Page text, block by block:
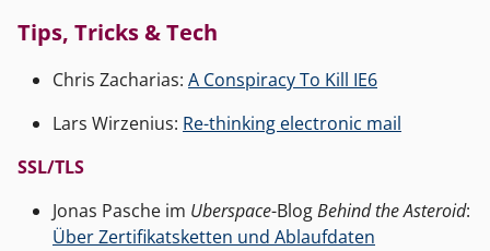
Tips, Tricks & Tech
Chris Zacharias: A Conspiracy To Kill IE6
Lars Wirzenius: Re-thinking electronic mail
SSL/TLS
Jonas Pasche im Uberspace-BlogBehind the Asteroid:
Über Zertifikatsketten und Ablaufdaten